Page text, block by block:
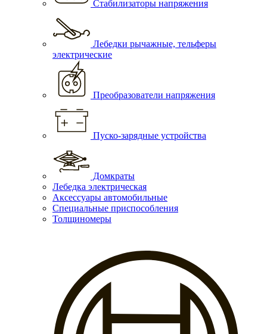
Стабилизаторы напряжения
Лебедки рычажные, тельферы
электрические
Преобразователи напряжения
Пуско-зарядные устройства
Домкраты
Лебедка электрическая
Аксессуары автомобильные
Специальные приспособления
Толщиномеры